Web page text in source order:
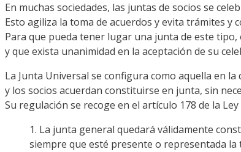
En muchas sociedades, las juntas de socios se
Esto agiliza la toma de acuerdos y evita trámites y
Para que pueda tener lugar una junta de este
y que exista unanimidad en la aceptación de su
La Junta Universal se configura como aquella en
y los socios acuerdan constituirse en junta, sin
Su regulación se recoge en el artículo 178 de la Ley
1. La junta general quedará válidamente
siempre que esté presente o representada